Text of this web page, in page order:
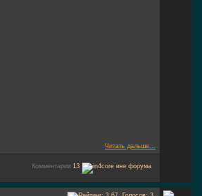
Читать дальше...
Комментарии 13